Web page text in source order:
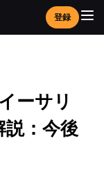
登録
ーサリ
説：今後